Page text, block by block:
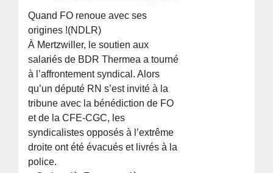
Quand FO renoue avec ses
origines !(NDLR)
À Mertzwiller, le soutien aux
salariés de BDR Thermea a tourné
à l’affrontement syndical. Alors
qu’un député RN s’est invité à la
tribune avec la bénédiction de FO
et de la CFE-CGC, les
syndicalistes opposés à l’extrême
droite ont été évacués et livrés à la
police.